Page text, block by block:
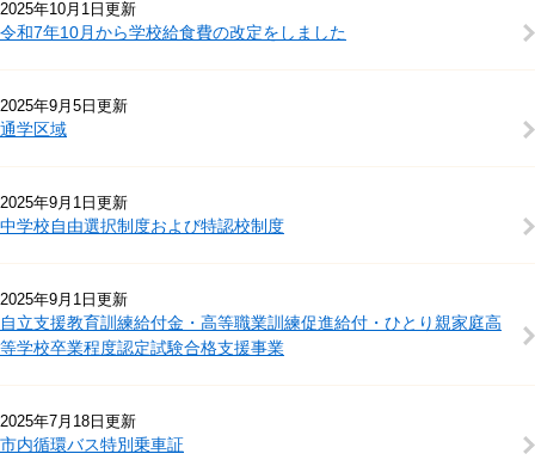
2025年10月1日更新
令和7年10月から学校給食費の改定をしました
2025年9月5日更新
通学区域
2025年9月1日更新
中学校自由選択制度および特認校制度
2025年9月1日更新
自立支援教育訓練給付金・高等職業訓練促進給付・ひとり親家庭高
等学校卒業程度認定試験合格支援事業
2025年7月18日更新
市内循環バス特別乗車証